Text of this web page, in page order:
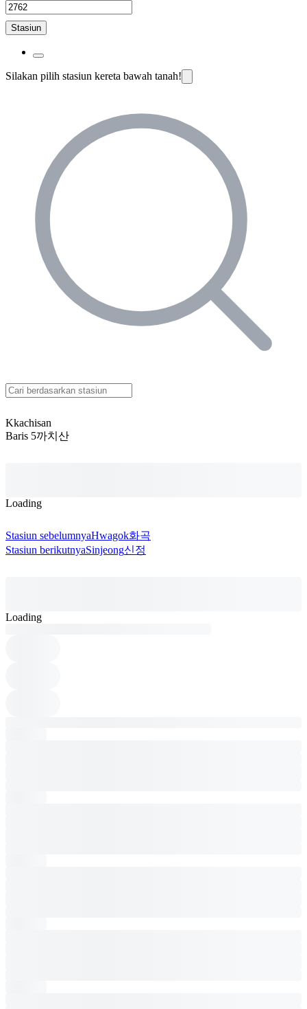
Stasiun
Silakan pilih stasiun kereta bawah tanah!
Kkachisan
Baris 5까치산
Loading
Stasiun sebelumnyaHwagok화곡
Stasiun berikutnyaSinjeong신정
Loading